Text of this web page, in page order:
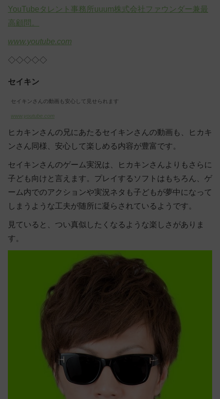
YouTubeタレント事務所uuum株式会社ファウンダー兼最
高顧問。
www.youtube.com
◇◇◇◇◇
セイキン
セイキンさんの動画も安心して見せられます
www.youtube.com
ヒカキンさんの兄にあたるセイキンさんの動画も、ヒカキ
ンさん同様、安心して楽しめる内容が豊富です。
セイキンさんのゲーム実況は、ヒカキンさんよりもさらに
子ども向けと言えます。プレイするソフトはもちろん、ゲ
ーム内でのアクションや実況ネタも子どもが夢中になって
しまうような工夫が随所に凝らされているようです。
見ていると、つい真似したくなるような楽しさがありま
す。